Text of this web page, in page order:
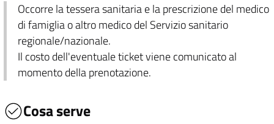
Occorre la tessera sanitaria e la prescrizione del medico
di famiglia o altro medico del Servizio sanitario
regionale/nazionale.
Il costo dell'eventuale ticket viene comunicato al
momento della prenotazione.
Cosa serve